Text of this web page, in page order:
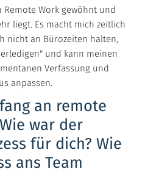
Work gewöhnt und
liegt. Es macht mich zeitlich
nicht an Bürozeiten halten,
und kann meinen
Verfassung und
anpassen.
an remote
war der
für dich? Wie
ans Team